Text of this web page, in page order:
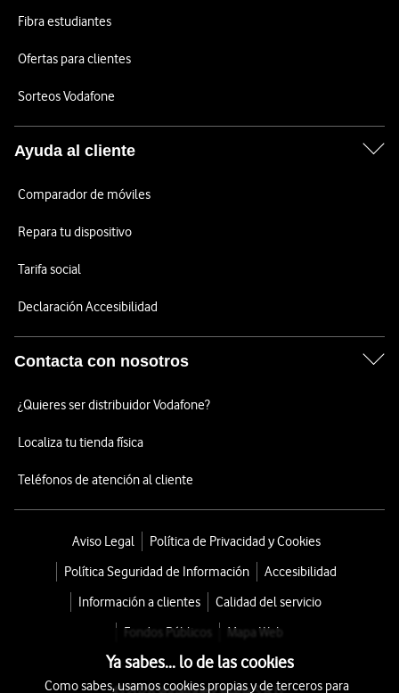
Fibra estudiantes
Ofertas para clientes
Sorteos Vodafone
Ayuda al cliente
Comparador de móviles
Repara tu dispositivo
Tarifa social
Declaración Accesibilidad
Contacta con nosotros
¿Quieres ser distribuidor Vodafone?
Localiza tu tienda física
Teléfonos de atención al cliente
Aviso Legal
Política de Privacidad y Cookies
Política Seguridad de Información
Accesibilidad
Información a clientes
Calidad del servicio
Fondos Públicos
Mapa Web
Ya sabes... lo de las cookies
Como sabes, usamos cookies propias y de terceros para